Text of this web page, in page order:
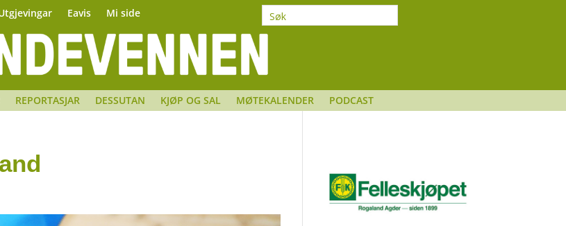
Eavis Mi side
REPORTASJAR DESSUTAN KJØP OG SAL MØTEKALENDER PODCAST